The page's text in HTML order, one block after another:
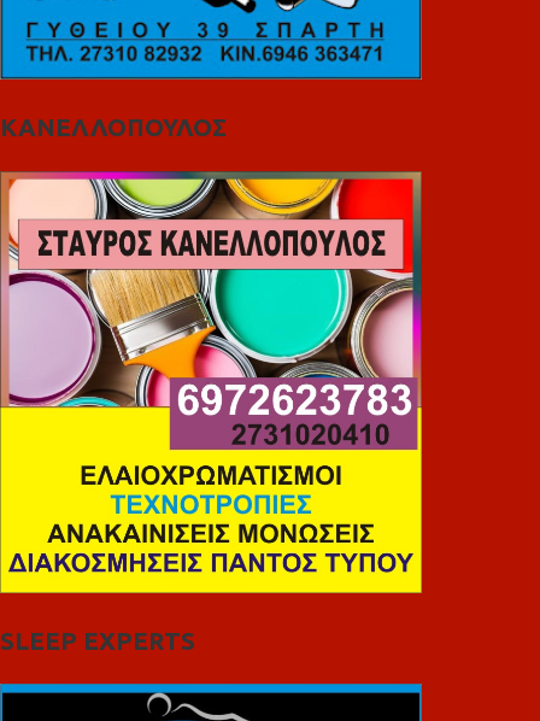
ΚΑΝΕΛΛΟΠΟΥΛΟΣ
SLEEP EXPERTS